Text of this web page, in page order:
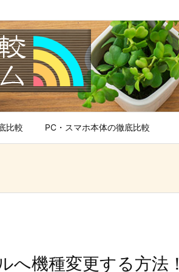
比較 PC・スマホ本体の徹底比較
へ機種変更する方法！